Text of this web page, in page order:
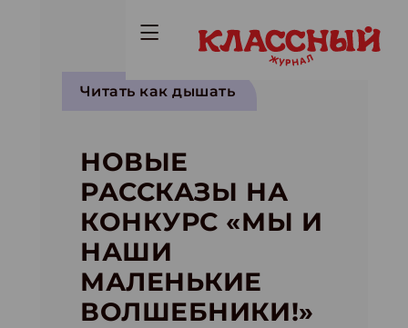
Читать как дышать
НОВЫЕ
РАССКАЗЫ НА
КОНКУРС «МЫ И
НАШИ
МАЛЕНЬКИЕ
ВОЛШЕБНИКИ!»